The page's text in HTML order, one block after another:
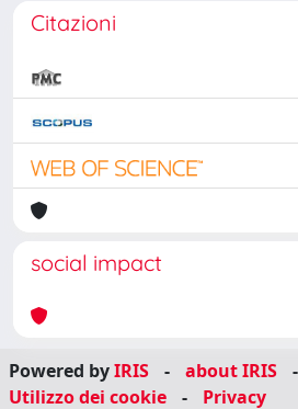
Citazioni
social impact
Powered byIRIS - about IRIS
-
Utilizzo dei cookie
- Privacy